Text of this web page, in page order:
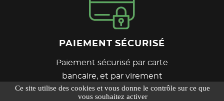
Ce site utilise des cookies et vous donne le contrôle sur ce que
vous souhaitez activer
PAIEMENT SÉCURISÉ
Paiement sécurisé par carte
bancaire, et par virement